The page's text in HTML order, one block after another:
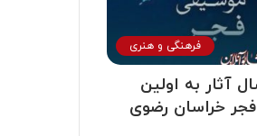
فرهنگی و هنری
آثار به اولین
خراسان رضوی